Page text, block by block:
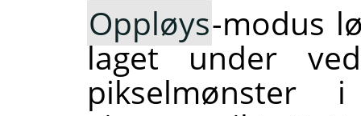
Oppløys-modus
laget under